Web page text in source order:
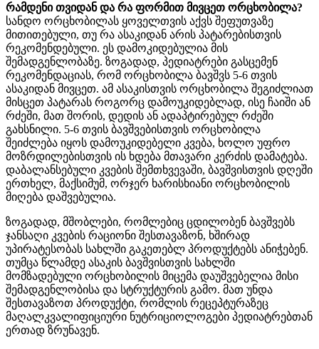
რამდენი თვიდან და რა ფორმით მივცეთ ორცხობილა?
სანდო ორცხობილას ყოველთვის აქვს შეფუთვაზე
მითითებული, თუ რა ასაკიდან არის პატარებისთვის
რეკომენდებული. ეს დამოკიდებულია მის
შემადგენლობაზე. ზოგადად, პედიატრები გასცემენ
რეკომენდაციას, რომ ორცხობილა ბავშვს 5-6 თვის
ასაკიდან მივცეთ. ამ ასაკისთვის ორცხობილა შეგიძლიათ
მისცეთ პატარას როგორც დამოუკიდებლად, ისე ჩაიში ან
რძეში, მათ შორის, დედის ან ადაპტირებულ რძეში
გახსნილი. 5-6 თვის ბავშვებისთვის ორცხობილა
შეიძლება იყოს დამოუკიდებელი კვება, ხოლო უფრო
მოზრდილებისთვის ის ხდება მთავარი კერძის დამატება.
დაბალანსებული კვების შემთხვევაში, ბავშვისთვის დღეში
ერთხელ, მაქსიმუმ, ორჯერ ხარისხიანი ორცხობილის
მიღება დაშვებულია.
ზოგადად, მშობლები, რომლებიც ცდილობენ ბავშვებს
ჯანსაღი კვების რაციონი შესთავაზონ, ხშირად
უპირატესობას სახლში გაკეთებლ პროდუქტებს ანიჭებენ.
თუმცა წლამდე ასაკის ბავშვისთვის სახლში
მომზადებული ორცხობილის მიცემა დაუშვებელია მისი
შემადგენლობისა და სტრუქტურის გამო. მათ უნდა
შესთავაზოთ პროდუქტი, რომლის რეცეპტურაზეც
მაღალკვალიფიციური ნუტრიციოლოგები პედიატრებთან
ერთად ზრუნავენ.